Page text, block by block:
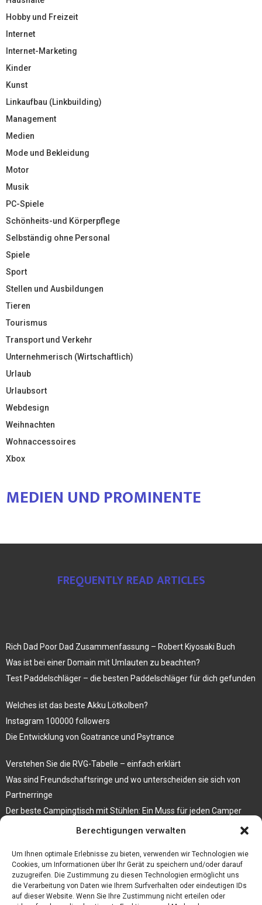
Berechtigungen verwalten
Um Ihnen optimale Erlebnisse zu bieten, verwenden wir Technologien wie
Cookies, um Informationen über Ihr Gerät zu speichern und/oder darauf
zuzugreifen. Die Zustimmung zu diesen Technologien ermöglicht uns
die Verarbeitung von Daten wie Ihrem Surfverhalten oder eindeutigen IDs
auf dieser Website. Wenn Sie Ihre Zustimmung nicht erteilen oder
Hobby und Freizeit
Internet
Internet-Marketing
Kinder
Kunst
Linkaufbau (Linkbuilding)
Management
Medien
Mode und Bekleidung
Motor
Musik
PC-Spiele
Schönheits-und Körperpflege
Selbständig ohne Personal
Spiele
Sport
Stellen und Ausbildungen
Tieren
Tourismus
Transport und Verkehr
Unternehmerisch (Wirtschaftlich)
Urlaub
Urlaubsort
Webdesign
Weihnachten
Wohnaccessoires
Xbox
MEDIEN UND PROMINENTE
FREQUENTLY READ ARTICLES
Rich Dad Poor Dad Zusammenfassung – Robert Kiyosaki Buch
Was ist bei einer Domain mit Umlauten zu beachten?
Test Paddelschläger – die besten Paddelschläger für dich gefunden
Welches ist das beste Akku Lötkolben?
Instagram 100000 followers
Die Entwicklung von Goatrance und Psytrance
Verstehen Sie die RVG-Tabelle – einfach erklärt
Was sind Freundschaftsringe und wo unterscheiden sie sich von
Partnerringe
Der beste Campingtisch mit Stühlen: Ein Muss für jeden Camper
Die Küche als Platz der Gemeinschaft
Elektrokamin Bestseller – die besten Stücke für Ihr Zuhause